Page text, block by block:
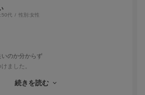
50代 性別:女性
のか分からず
ました。
ぐに届きました。
続きを読む